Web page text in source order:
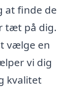
at finde de
tæt på dig.
vælge en
vi dig
kvalitet